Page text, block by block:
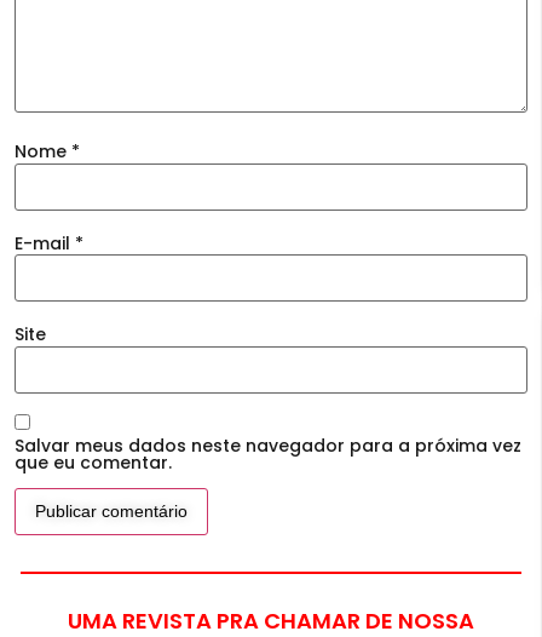
Nome *
E-mail *
Site
Salvar meus dados neste navegador para a próxima vez
que eu comentar.
UMA REVISTA PRA CHAMAR DE NOSSA